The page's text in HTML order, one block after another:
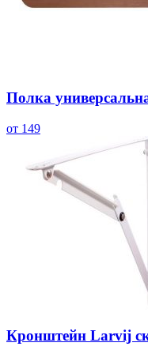
Полка
от 149
Кронштейн Larvij